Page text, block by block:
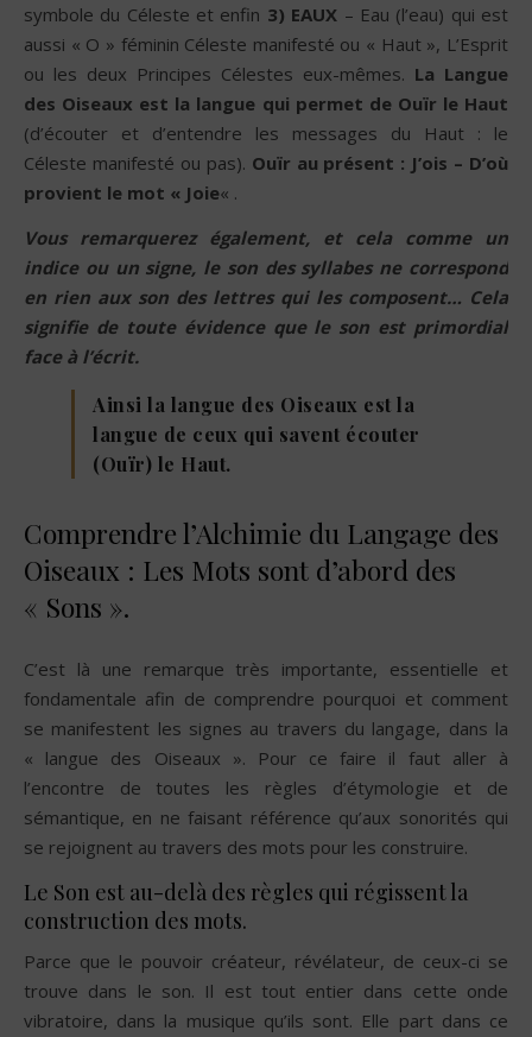
symbole du Céleste et enfin 3) EAUX – Eau (l’eau) qui est
aussi « O » féminin Céleste manifesté ou « Haut », L’Esprit
ou les deux Principes Célestes eux-mêmes. La Langue
des Oiseaux est la langue qui permet de Ouïr le Haut
(d’écouter et d’entendre les messages du Haut : le
Céleste manifesté ou pas). Ouïr au présent : J’ois – D’où
provient le mot « Joie« .
Vous remarquerez également, et cela comme un
indice ou un signe, le son des syllabes ne correspond
en rien aux son des lettres qui les composent… Cela
signifie de toute évidence que le son est primordial
face à l’écrit.
Ainsi la langue des Oiseaux est la
langue de ceux qui savent écouter
(Ouïr) le Haut.
Comprendre l’Alchimie du Langage des
Oiseaux : Les Mots sont d’abord des
« Sons ».
C’est là une remarque très importante, essentielle et
fondamentale afin de comprendre pourquoi et comment
se manifestent les signes au travers du langage, dans la
« langue des Oiseaux ». Pour ce faire il faut aller à
l’encontre de toutes les règles d’étymologie et de
sémantique, en ne faisant référence qu’aux sonorités qui
se rejoignent au travers des mots pour les construire.
Le Son est au-delà des règles qui régissent la
construction des mots.
Parce que le pouvoir créateur, révélateur, de ceux-ci se
trouve dans le son. Il est tout entier dans cette onde
vibratoire, dans la musique qu’ils sont. Elle part dans ce